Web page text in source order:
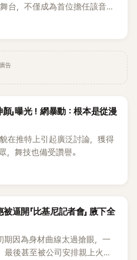
台，不僅成為首位擔任該音樂
女SOLO歌手，寫下全新紀
廣告
」曝光！網暴動：根本是從漫
在推特上引起廣泛討論，獲得
，舞技也備受讚譽。
逼開「比基尼記者會」 腋下全
因為身材曲線太過搶眼，一
最後甚至被公司安排親上火